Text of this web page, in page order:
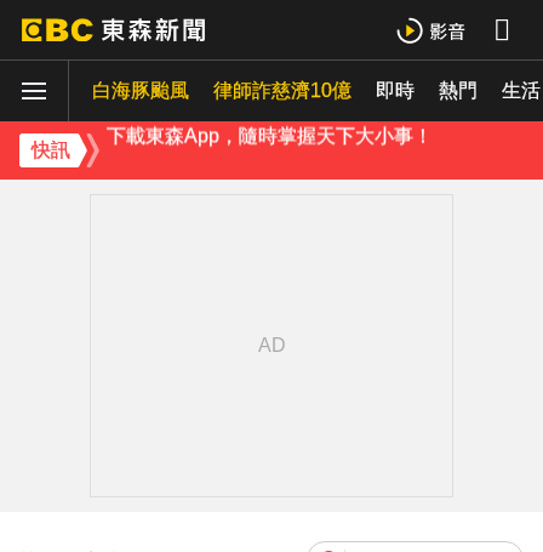
白海豚颱風 律師詐慈濟10億 即時 熱門 生活
快訊
下載東森App，隨時掌握天下大小事！